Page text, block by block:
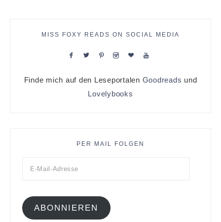
MISS FOXY READS ON SOCIAL MEDIA
Finde mich auf den Leseportalen Goodreads und
Lovelybooks
PER MAIL FOLGEN
ABONNIEREN